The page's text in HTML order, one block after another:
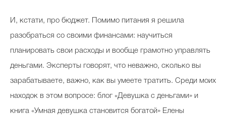
И, кстати, про бюджет. Помимо питания я решила
разобраться со своими финансами: научиться
планировать свои расходы и вообще грамотно управлять
деньгами. Эксперты говорят, что неважно, сколько вы
зарабатываете, важно, как вы умеете тратить. Cреди моих
находок в этом вопросе: блог «Девушка с деньгами» и
книга «Умная девушка становится богатой» Елены